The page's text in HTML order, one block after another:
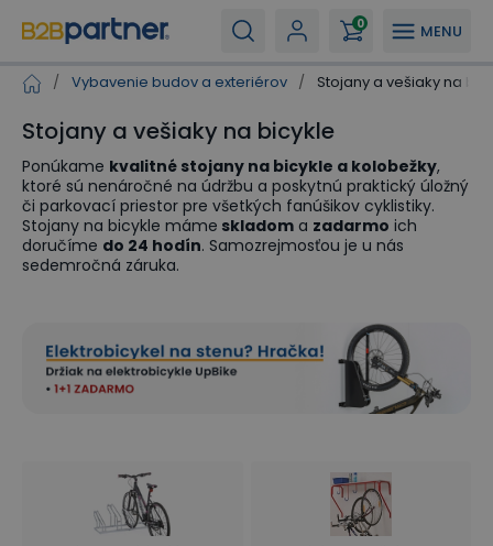
MENU
0
/ Vybavenie budov a exteriérov / Stojany a vešiaky na
Stojany a vešiaky na bicykle
Ponúkame kvalitné stojany na bicykle a kolobežky,
ktoré sú nenáročné na údržbu a poskytnú praktický úložný
či parkovací priestor pre všetkých fanúšikov cyklistiky.
Stojany na bicykle máme skladom a zadarmo ich
doručíme do 24 hodín. Samozrejmosťou je u nás
sedemročná záruka.